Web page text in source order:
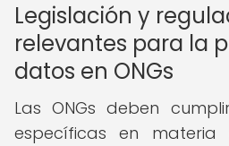
Legislación y
relevantes para la
datos en ONGs
Las ONGs deben
específicas en